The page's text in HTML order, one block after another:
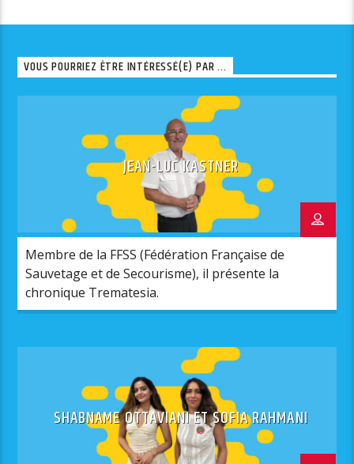
VOUS POURRIEZ ÊTRE INTÉRESSÉ(E) PAR ...
JEAN-LUC KASTNER
Membre de la FFSS (Fédération Française de
Sauvetage et de Secourisme), il présente la
chronique Trematesia.
SHABNAME OTTAVIANI ET SOFIA RAHMANI